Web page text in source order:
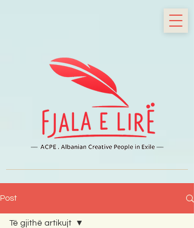
Post
Të gjithë artikujt